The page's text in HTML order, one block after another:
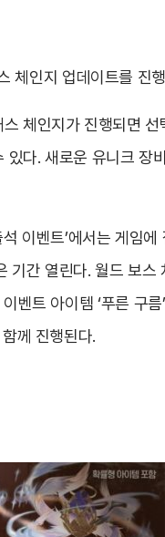
체인지 업데이트를 진
체인지가 진행되면
다. 새로운 유니크
벤트’에서는 게임에
기간 열린다. 월드 보
벤트 아이템 ‘푸른 구
함께 진행된다.